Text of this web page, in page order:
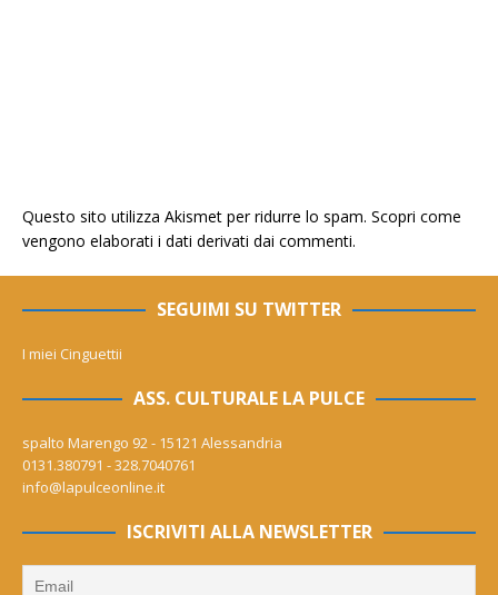
Questo sito utilizza Akismet per ridurre lo spam. Scopri come
vengono elaborati i dati derivati dai commenti.
SEGUIMI SU TWITTER
I miei Cinguettii
ASS. CULTURALE LA PULCE
spalto Marengo 92 - 15121 Alessandria
0131.380791 - 328.7040761
info@lapulceonline.it
ISCRIVITI ALLA NEWSLETTER